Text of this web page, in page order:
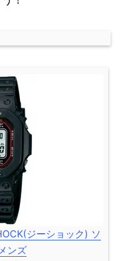
ジーショック) ソ
ンズ